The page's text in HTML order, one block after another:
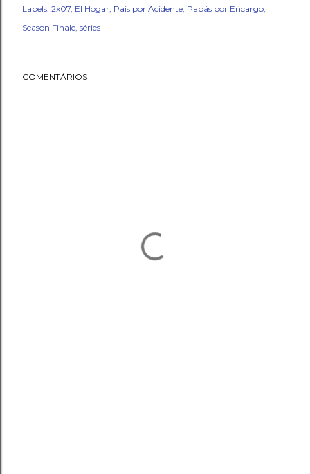
Labels: 2x07 El Hogar Pais por Acidente Papás por Encargo
Season Finale séries
COMENTÁRIOS